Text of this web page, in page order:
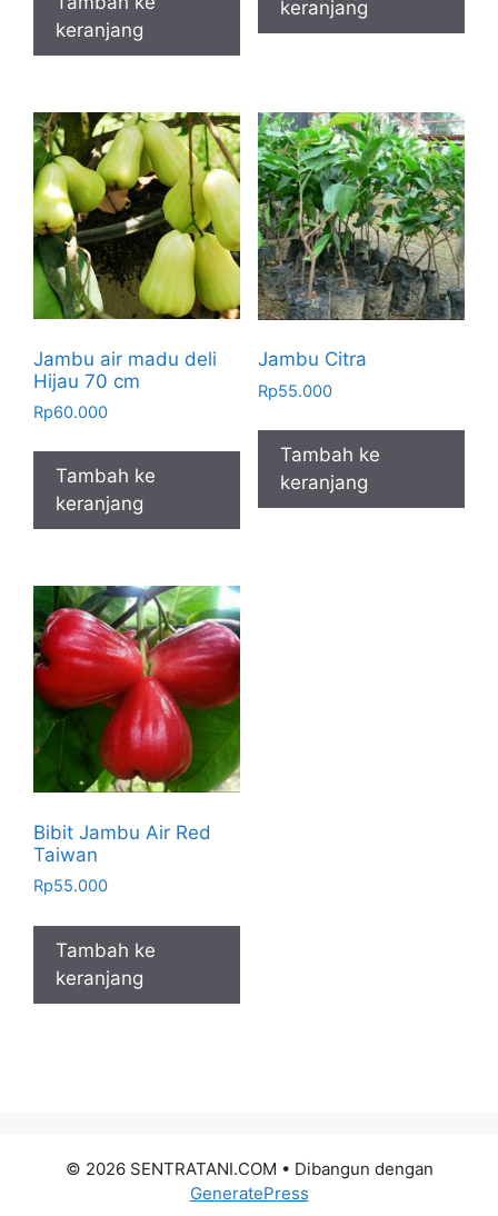
keranjang
keranjang
Jambu air madu deli
Hijau 70 cm
Rp60.000
Tambah ke
keranjang
Jambu Citra
Rp55.000
Tambah ke
keranjang
Bibit Jambu Air Red
Taiwan
Rp55.000
Tambah ke
keranjang
© 2026 SENTRATANI.COM • Dibangun dengan
GeneratePress